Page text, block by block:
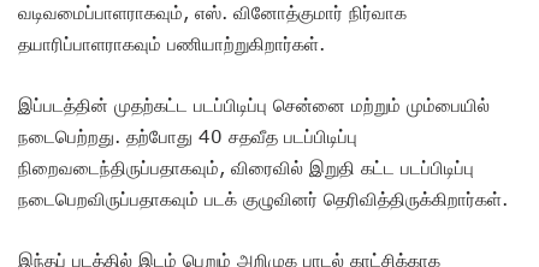
வடிவமைப்பாளராகவும், எஸ். வினோத்குமார் நிர்வாக
தயாரிப்பாளராகவும் பணியாற்றுகிறார்கள்.
இப்படத்தின் முதற்கட்ட படப்பிடிப்பு சென்னை மற்றும் மும்பையில்
நடைபெற்றது. தற்போது 40 சதவீத படப்பிடிப்பு
நிறைவடைந்திருப்பதாகவும், விரைவில் இறுதி கட்ட படப்பிடிப்பு
நடைபெறவிருப்பதாகவும் படக் குழுவினர் தெரிவித்திருக்கிறார்கள்.
இந்தப் படத்தில் இடம் பெறும் அறிமுக பாடல் காட்சிக்காக